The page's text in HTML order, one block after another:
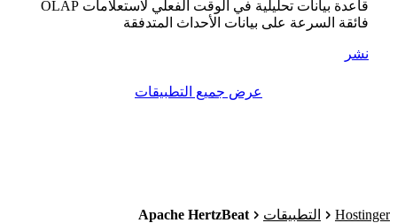
قاعدة بيانات تحليلية في الوقت الفعلي لاستعلامات OLAP
فائقة السرعة على بيانات الأحداث المتدفقة
نشر
عرض جميع التطبيقات
Hostinger التطبيقات Apache HertzBeat